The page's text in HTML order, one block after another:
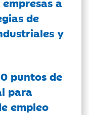
de
y
puntos de
para
empleo